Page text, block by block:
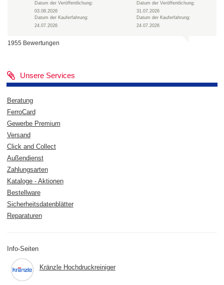
Datum der Veröffentlichung:
03.08.2026
Datum der Kauferfahrung:
24.07.2026
Datum der Veröffentlichung:
31.07.2026
Datum der Kauferfahrung:
24.07.2026
1955 Bewertungen
Unsere Services
Beratung
FerroCard
Gewerbe Premium
Versand
Click and Collect
Außendienst
Zahlungsarten
Kataloge - Aktionen
Bestellware
Sicherheitsdatenblätter
Reparaturen
Info-Seiten
Kränzle Hochdruckreiniger